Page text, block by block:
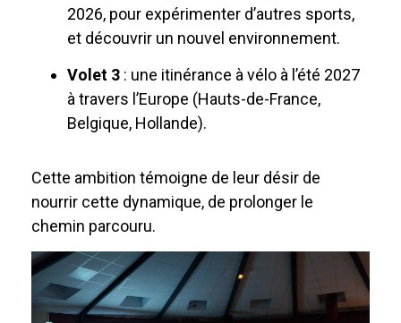
2026, pour expérimenter d’autres sports,
et découvrir un nouvel environnement.
Volet 3 : une itinérance à vélo à l’été 2027
à travers l’Europe (Hauts-de-France,
Belgique, Hollande).
Cette ambition témoigne de leur désir de
nourrir cette dynamique, de prolonger le
chemin parcouru.